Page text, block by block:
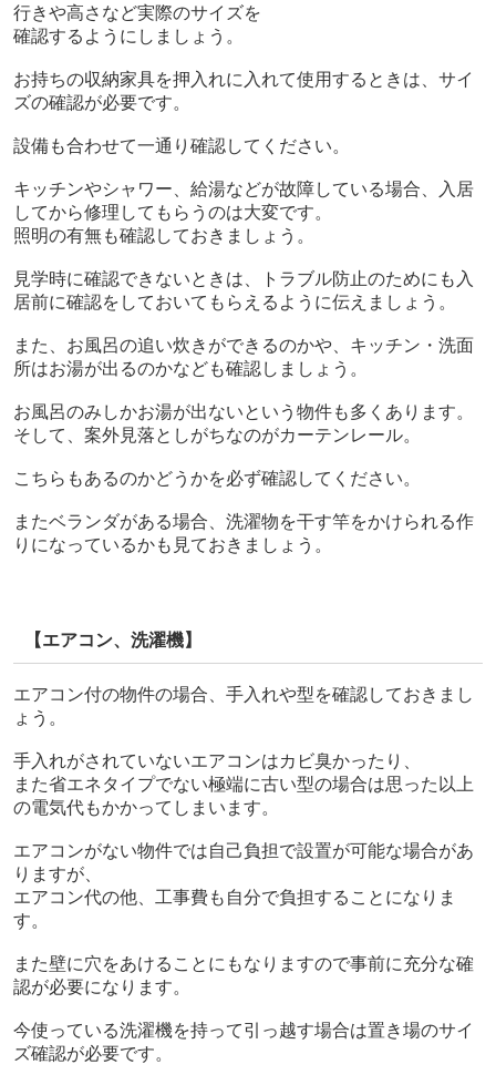
行きや高さなど実際のサイズを
確認するようにしましょう。
お持ちの収納家具を押入れに入れて使用するときは、サイ
ズの確認が必要です。
設備も合わせて一通り確認してください。
キッチンやシャワー、給湯などが故障している場合、入居
してから修理してもらうのは大変です。
照明の有無も確認しておきましょう。
見学時に確認できないときは、トラブル防止のためにも入
居前に確認をしておいてもらえるように伝えましょう。
また、お風呂の追い炊きができるのかや、キッチン・洗面
所はお湯が出るのかなども確認しましょう。
お風呂のみしかお湯が出ないという物件も多くあります。
そして、案外見落としがちなのがカーテンレール。
こちらもあるのかどうかを必ず確認してください。
またベランダがある場合、洗濯物を干す竿をかけられる作
りになっているかも見ておきましょう。
【エアコン、洗濯機】
エアコン付の物件の場合、手入れや型を確認しておきまし
ょう。
手入れがされていないエアコンはカビ臭かったり、
また省エネタイプでない極端に古い型の場合は思った以上
の電気代もかかってしまいます。
エアコンがない物件では自己負担で設置が可能な場合があ
りますが、
エアコン代の他、工事費も自分で負担することになりま
す。
また壁に穴をあけることにもなりますので事前に充分な確
認が必要になります。
今使っている洗濯機を持って引っ越す場合は置き場のサイ
ズ確認が必要です。